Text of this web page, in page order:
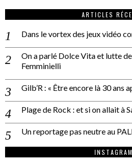
ARTICLES
Dans le vortex des jeux vidéo
On a parlé Dolce Vita et lutte
Femminielli
Gilb’R : « Être encore là 30 ans
Plage de Rock : et si on allait à
Un reportage pas neutre au
INSTAGRAM